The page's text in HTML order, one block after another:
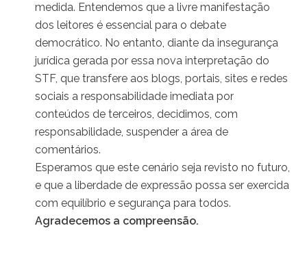
medida. Entendemos que a livre manifestação
dos leitores é essencial para o debate
democrático. No entanto, diante da insegurança
jurídica gerada por essa nova interpretação do
STF, que transfere aos blogs, portais, sites e redes
sociais a responsabilidade imediata por
conteúdos de terceiros, decidimos, com
responsabilidade, suspender a área de
comentários.
Esperamos que este cenário seja revisto no futuro,
e que a liberdade de expressão possa ser exercida
com equilíbrio e segurança para todos.
Agradecemos a compreensão.